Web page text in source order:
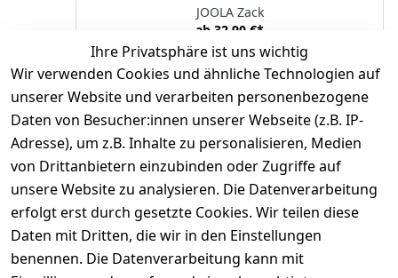
JOOLA Zack
ab 32,90 €*
Optionen anzeigen
JOOLA
*inkl. ges. MwStzzgl. Versandkosten
1
Ihre Privatsphäre ist uns wichtig
Wir verwenden Cookies und ähnliche Technologien auf
unserer Website und verarbeiten personenbezogene
Daten von Besucher:innen unserer Webseite (z.B. IP-
Adresse), um z.B. Inhalte zu personalisieren, Medien
von Drittanbietern einzubinden oder Zugriffe auf
unsere Website zu analysieren. Die Datenverarbeitung
erfolgt erst durch gesetzte Cookies. Wir teilen diese
Daten mit Dritten, die wir in den Einstellungen
benennen. Die Datenverarbeitung kann mit